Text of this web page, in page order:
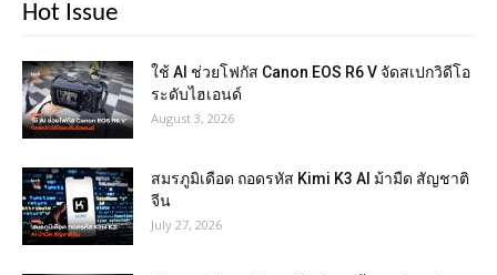
Hot Issue
ใช้ AI ช่วยโฟกัส Canon EOS R6 V จัดสเปกวิดีโอ
ระดับไฮเอนด์
August 3, 2026
สมรภูมิเดือด ถอดรหัส Kimi K3 AI ม้ามืด สัญชาติ
จีน
July 27, 2026